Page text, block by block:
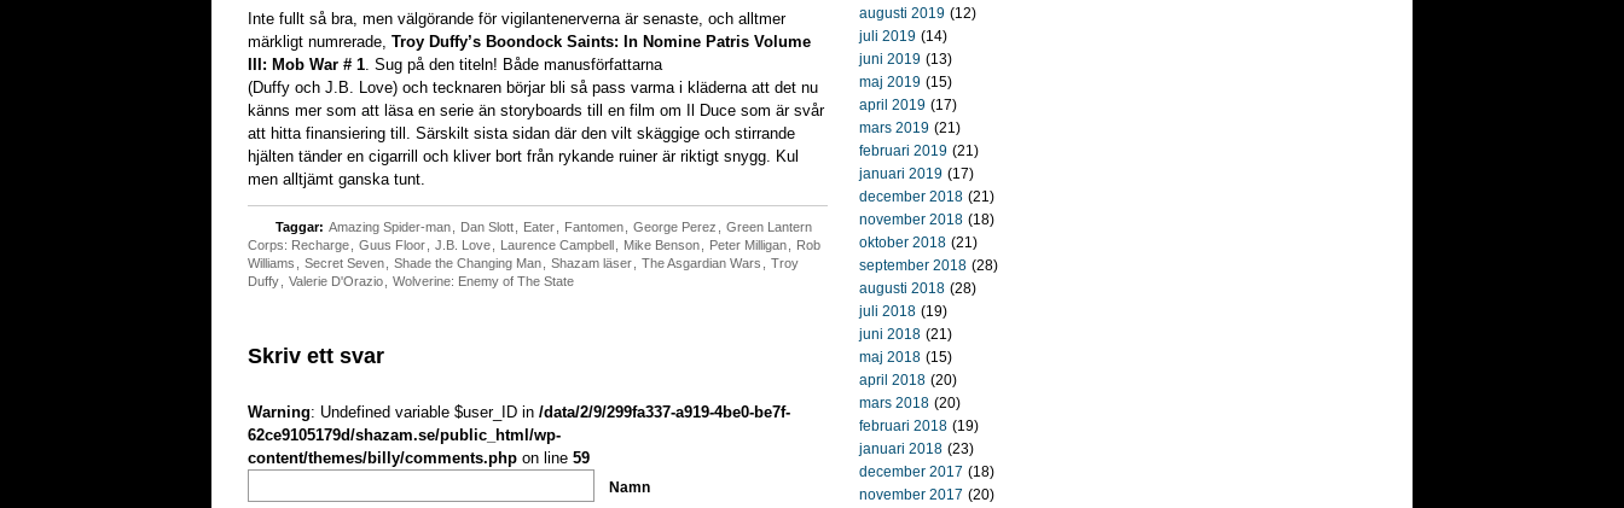
Inte fullt så bra, men välgörande för vigilantenerverna är senaste, och alltmer
märkligt numrerade, Troy Duffy’s Boondock Saints: In Nomine Patris Volume
III: Mob War # 1. Sug på den titeln! Både manusförfattarna
(Duffy och J.B. Love) och tecknaren börjar bli så pass varma i kläderna att det nu
känns mer som att läsa en serie än storyboards till en film om Il Duce som är svår
att hitta finansiering till. Särskilt sista sidan där den vilt skäggige och stirrande
hjälten tänder en cigarrill och kliver bort från rykande ruiner är riktigt snygg. Kul
men alltjämt ganska tunt.
Taggar: Amazing Spider-man Dan Slott Eater Fantomen George Perez
Green Lantern
Corps: Recharge
Guus Floor J.B. Love Laurence Campbell Mike Benson Peter Milligan
Rob
Williams
Secret Seven Shade the Changing Man Shazam läser The Asgardian Wars
Troy
Duffy
Valerie D'Orazio Wolverine: Enemy of The State
Skriv ett svar
Warning: Undefined variable $user_ID in /data/2/9/299fa337-a919-4be0-be7f-
62ce9105179d/shazam.se/public_html/wp-
content/themes/billy/comments.php on line 59
Namn
augusti 2019 (12)
juli 2019 (14)
juni 2019 (13)
maj 2019 (15)
april 2019 (17)
mars 2019 (21)
februari 2019 (21)
januari 2019 (17)
december 2018 (21)
november 2018 (18)
oktober 2018 (21)
september 2018 (28)
augusti 2018 (28)
juli 2018 (19)
juni 2018 (21)
maj 2018 (15)
april 2018 (20)
mars 2018 (20)
februari 2018 (19)
januari 2018 (23)
december 2017 (18)
november 2017 (20)